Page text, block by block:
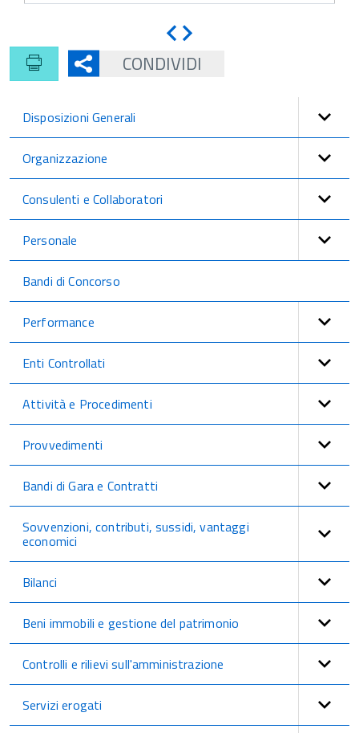
Indietro
CONDIVIDI
Disposizioni Generali
Organizzazione
Consulenti e Collaboratori
Personale
Bandi di Concorso
Performance
Enti Controllati
Attività e Procedimenti
Provvedimenti
Bandi di Gara e Contratti
Sovvenzioni, contributi, sussidi, vantaggi
economici
Bilanci
Beni immobili e gestione del patrimonio
Controlli e rilievi sull'amministrazione
Servizi erogati